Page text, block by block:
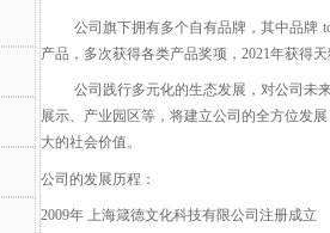
公司旗下拥有多个自有品牌，其中品牌
产品，多次获得各类产品奖项， 2021年获得
公司践行多元化的生态发展，对公司未
展示、产业园区等，将建立公司的全方位发
大的社会价值。
公司的发展历程：
2009年 上海箴德文化科技有限公司注册成立